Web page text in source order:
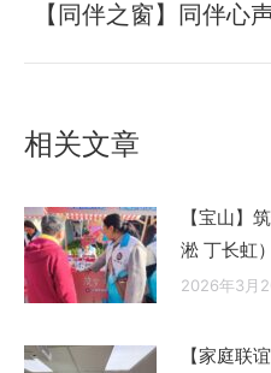
【同伴之窗】同伴心
相关文章
【宝山】
淞 丁长虹）
2026年3月
【家庭联